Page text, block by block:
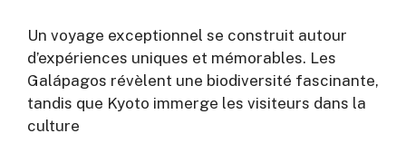
Un voyage exceptionnel se construit autour
d’expériences uniques et mémorables. Les
Galápagos révèlent une biodiversité fascinante,
tandis que Kyoto immerge les visiteurs dans la
culture